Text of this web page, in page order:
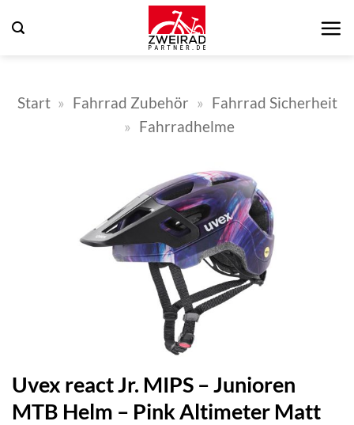
Inhalt
Start » Fahrrad Zubehör » Fahrrad Sicherheit
» Fahrradhelme
Uvex react Jr. MIPS – Junioren
MTB Helm – Pink Altimeter Matt